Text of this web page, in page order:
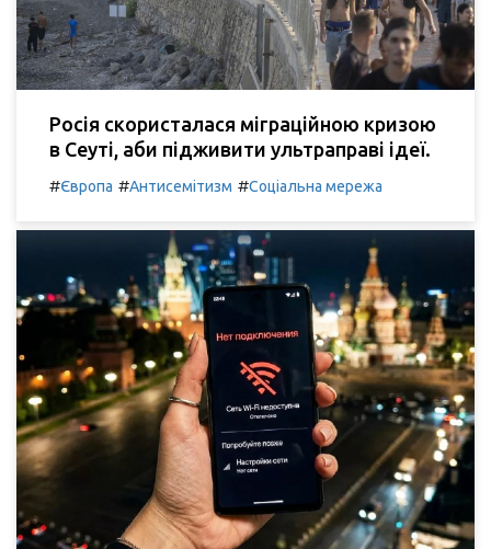
Росія скористалася міграційною кризою
в Сеуті, аби підживити ультраправі ідеї.
#Європа #Антисемітизм #Соціальна мережа